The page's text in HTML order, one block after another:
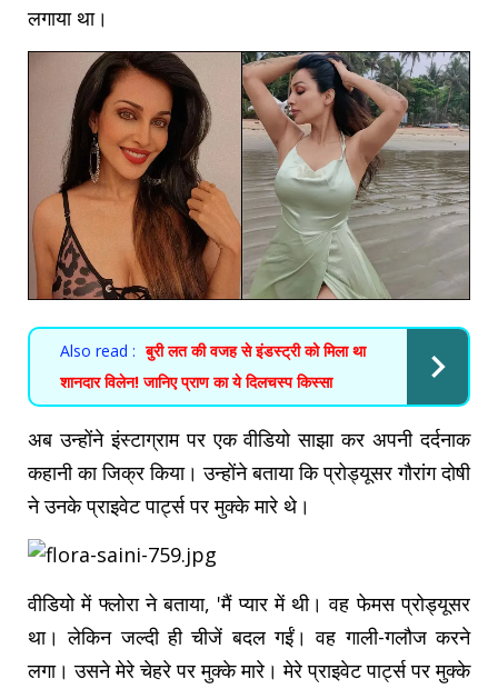
लगाया था।
Also read : बुरी लत की वजह से इंडस्ट्री को मिला था
शानदार विलेन! जानिए प्राण का ये दिलचस्प किस्सा
अब उन्होंने इंस्टाग्राम पर एक वीडियो साझा कर अपनी दर्दनाक
कहानी का जिक्र किया। उन्होंने बताया कि प्रोड्यूसर गौरांग दोषी
ने उनके प्राइवेट पार्ट्स पर मुक्के मारे थे।
वीडियो में फ्लोरा ने बताया, 'मैं प्यार में थी। वह फेमस प्रोड्यूसर
था। लेकिन जल्दी ही चीजें बदल गईं। वह गाली-गलौज करने
लगा। उसने मेरे चेहरे पर मुक्के मारे। मेरे प्राइवेट पार्ट्स पर मुक्के